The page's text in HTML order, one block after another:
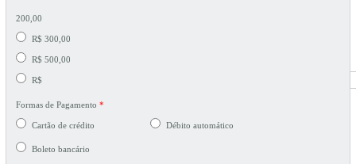
200,00
R$ 300,00
R$ 500,00
R$
Formas de Pagamento *
Cartão de crédito Débito automático
Boleto bancário